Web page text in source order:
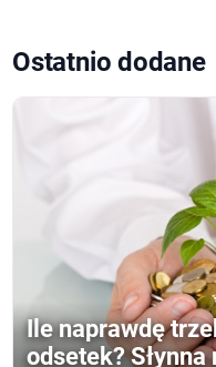
Ostatnio dodane
Ile naprawdę
odsetek? Słynna